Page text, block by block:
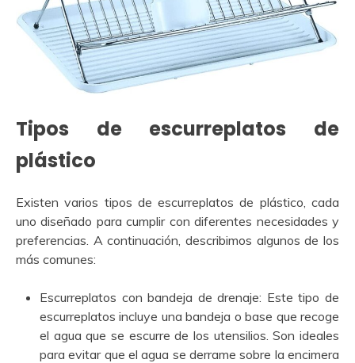
Tipos de escurreplatos de
plástico
Existen varios tipos de escurreplatos de plástico, cada
uno diseñado para cumplir con diferentes necesidades y
preferencias. A continuación, describimos algunos de los
más comunes:
Escurreplatos con bandeja de drenaje: Este tipo de
escurreplatos incluye una bandeja o base que recoge
el agua que se escurre de los utensilios. Son ideales
para evitar que el agua se derrame sobre la encimera